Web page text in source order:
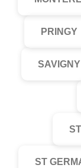
PRINGY
ST